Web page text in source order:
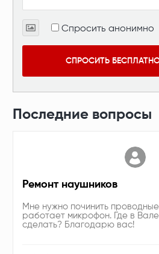
Спросить анонимно
СПРОСИТЬ
Последние вопросы
Ремонт наушников
Мне нужно починить
работает микрофон. Где в
сделать? Благодарю вас!